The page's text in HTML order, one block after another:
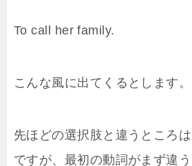
To call her family.
こんな風に出てくるとします。
先ほどの選択肢と違うところ
ですが、最初の動詞がまず違